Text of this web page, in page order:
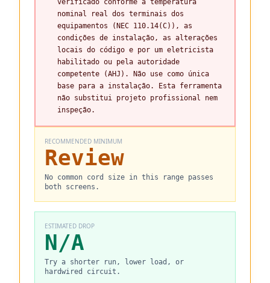
verificado conforme a temperatura
nominal real dos terminais dos
equipamentos (NEC 110.14(C)), as
condições de instalação, as alterações
locais do código e por um eletricista
habilitado ou pela autoridade
competente (AHJ). Não use como única
base para a instalação. Esta ferramenta
não substitui projeto profissional nem
inspeção.
RECOMMENDED MINIMUM
Review
No common cord size in this range passes
both screens.
ESTIMATED DROP
N/A
Try a shorter run, lower load, or
hardwired circuit.